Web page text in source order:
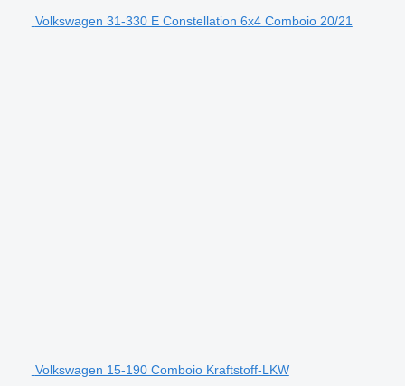
Volkswagen 31-330 E Constellation 6x4 Comboio 20/21
Volkswagen 15-190 Comboio Kraftstoff-LKW